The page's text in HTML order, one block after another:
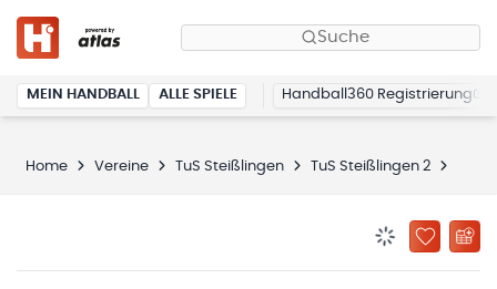
Suche
MEIN HANDBALL ALLE SPIELE Handball360 Registrierung
Home Vereine TuS Steißlingen TuS Steißlingen 2
ZU